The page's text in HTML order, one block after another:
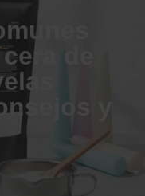
de
y